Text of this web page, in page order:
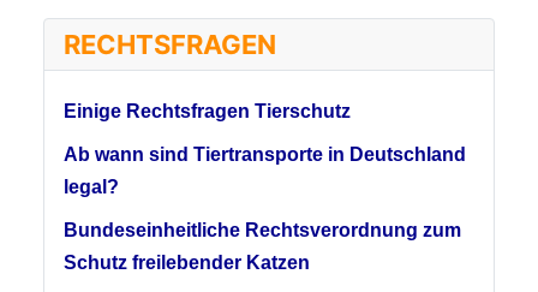
RECHTSFRAGEN
Einige Rechtsfragen Tierschutz
Ab wann sind Tiertransporte in Deutschland
legal?
Bundeseinheitliche Rechtsverordnung zum
Schutz freilebender Katzen